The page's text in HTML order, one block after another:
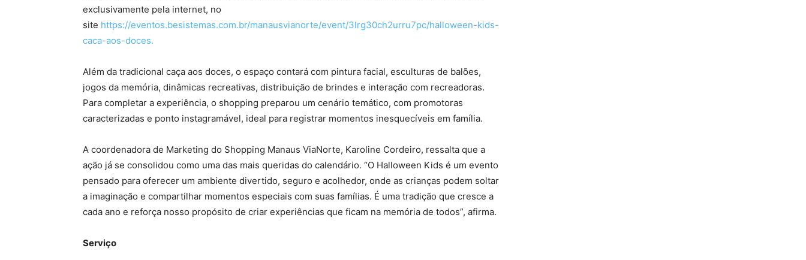
exclusivamente pela internet, no
site https://eventos.besistemas.com.br/manausvianorte/event/3lrg30ch2urru7pc/halloween-kids-
caca-aos-doces.
Além da tradicional caça aos doces, o espaço contará com pintura facial, esculturas de balões,
jogos da memória, dinâmicas recreativas, distribuição de brindes e interação com recreadoras.
Para completar a experiência, o shopping preparou um cenário temático, com promotoras
caracterizadas e ponto instagramável, ideal para registrar momentos inesquecíveis em família.
A coordenadora de Marketing do Shopping Manaus ViaNorte, Karoline Cordeiro, ressalta que a
ação já se consolidou como uma das mais queridas do calendário. “O Halloween Kids é um evento
pensado para oferecer um ambiente divertido, seguro e acolhedor, onde as crianças podem soltar
a imaginação e compartilhar momentos especiais com suas famílias. É uma tradição que cresce a
cada ano e reforça nosso propósito de criar experiências que ficam na memória de todos”, afirma.
Serviço